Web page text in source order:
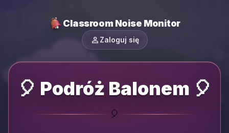
Classroom Noise Monitor
person Zaloguj się
🎈 Podróż Balonem 🎈
🎈